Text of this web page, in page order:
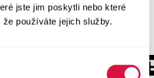
jste jim poskytli nebo které
používáte jejich služby.